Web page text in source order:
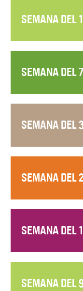
SEMANA DEL
SEMANA DEL
SEMANA DEL
SEMANA DEL
SEMANA DEL
SEMANA DEL